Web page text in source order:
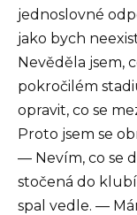
jednoslovné
jako bych
Nevěděla jsem,
pokročilém
opravit, co se
Proto jsem se
— Nevím, co se
stočená do
spal vedle. —